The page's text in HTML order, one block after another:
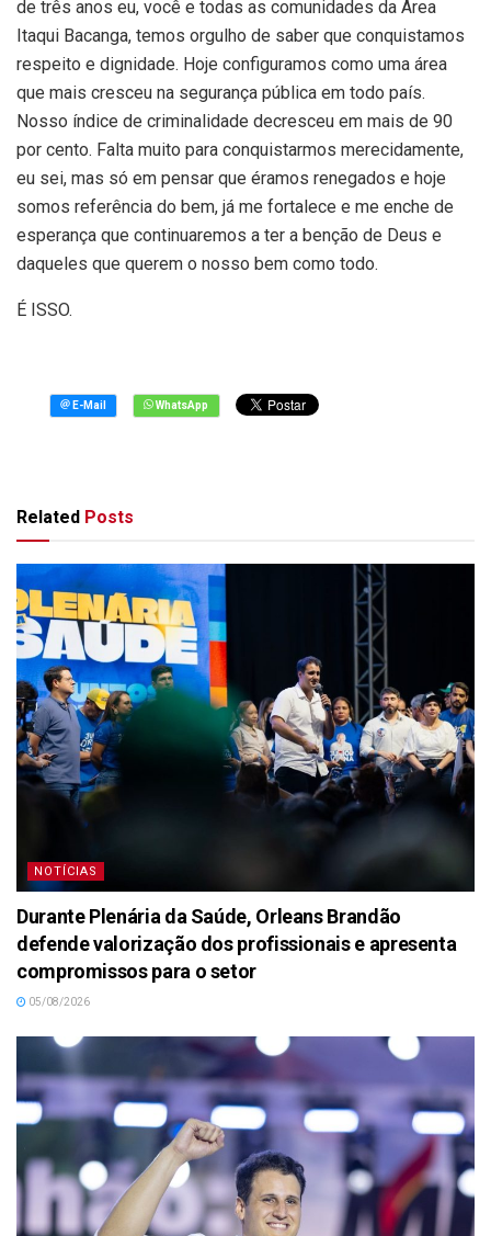
de três anos eu, você e todas as comunidades da Área
Itaqui Bacanga, temos orgulho de saber que conquistamos
respeito e dignidade. Hoje configuramos como uma área
que mais cresceu na segurança pública em todo país.
Nosso índice de criminalidade decresceu em mais de 90
por cento. Falta muito para conquistarmos merecidamente,
eu sei, mas só em pensar que éramos renegados e hoje
somos referência do bem, já me fortalece e me enche de
esperança que continuaremos a ter a benção de Deus e
daqueles que querem o nosso bem como todo.
É ISSO.
Related Posts
NOTÍCIAS
Durante Plenária da Saúde, Orleans Brandão
defende valorização dos profissionais e apresenta
compromissos para o setor
05/08/2026